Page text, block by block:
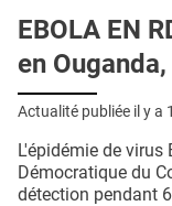
EBOLA EN
en
Actualité publiée il y a
L'épidémie de
Démocratique du
détection pendant